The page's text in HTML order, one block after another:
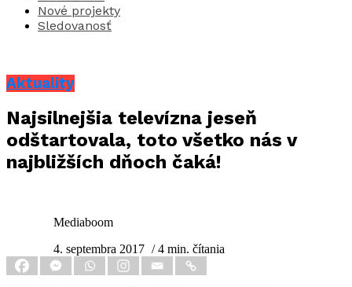
Nové projekty
Sledovanosť
Aktuality
Najsilnejšia televízna jeseň
odštartovala, toto všetko nás v
najbližších dňoch čaká!
Mediaboom
4. septembra 2017 / 4 min. čítania